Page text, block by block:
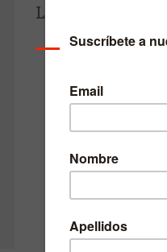
Libertad,
Colección
Materia